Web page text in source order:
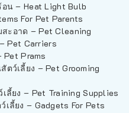
น – Heat Light Bulb
For Pet Parents
ะอาด – Pet Cleaning
Pet Carriers
Pet Prams
ว์เลี้ยง – Pet Grooming
ลี้ยง – Pet Training Supplies
เลี้ยง – Gadgets For Pets